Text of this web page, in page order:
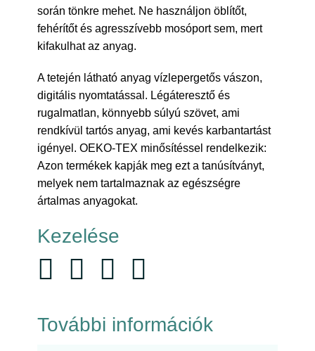
során tönkre mehet. Ne használjon öblítőt,
fehérítőt és agresszívebb mosóport sem, mert
kifakulhat az anyag.
A tetején látható anyag vízlepergetős vászon,
digitális nyomtatással. Légáteresztő és
rugalmatlan, könnyebb súlyú szövet, ami
rendkívül tartós anyag, ami kevés karbantartást
igényel. OEKO-TEX minősítéssel rendelkezik:
Azon termékek kapják meg ezt a tanúsítványt,
melyek nem tartalmaznak az egészségre
ártalmas anyagokat.
Kezelése
További információk